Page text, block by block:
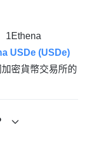
計價的儲蓄工
基差。和期貨市
。 來自允許司法
。 不依賴傳統的
還可以通過
1Ethena
USDe (USDe)
密貨幣交易所的